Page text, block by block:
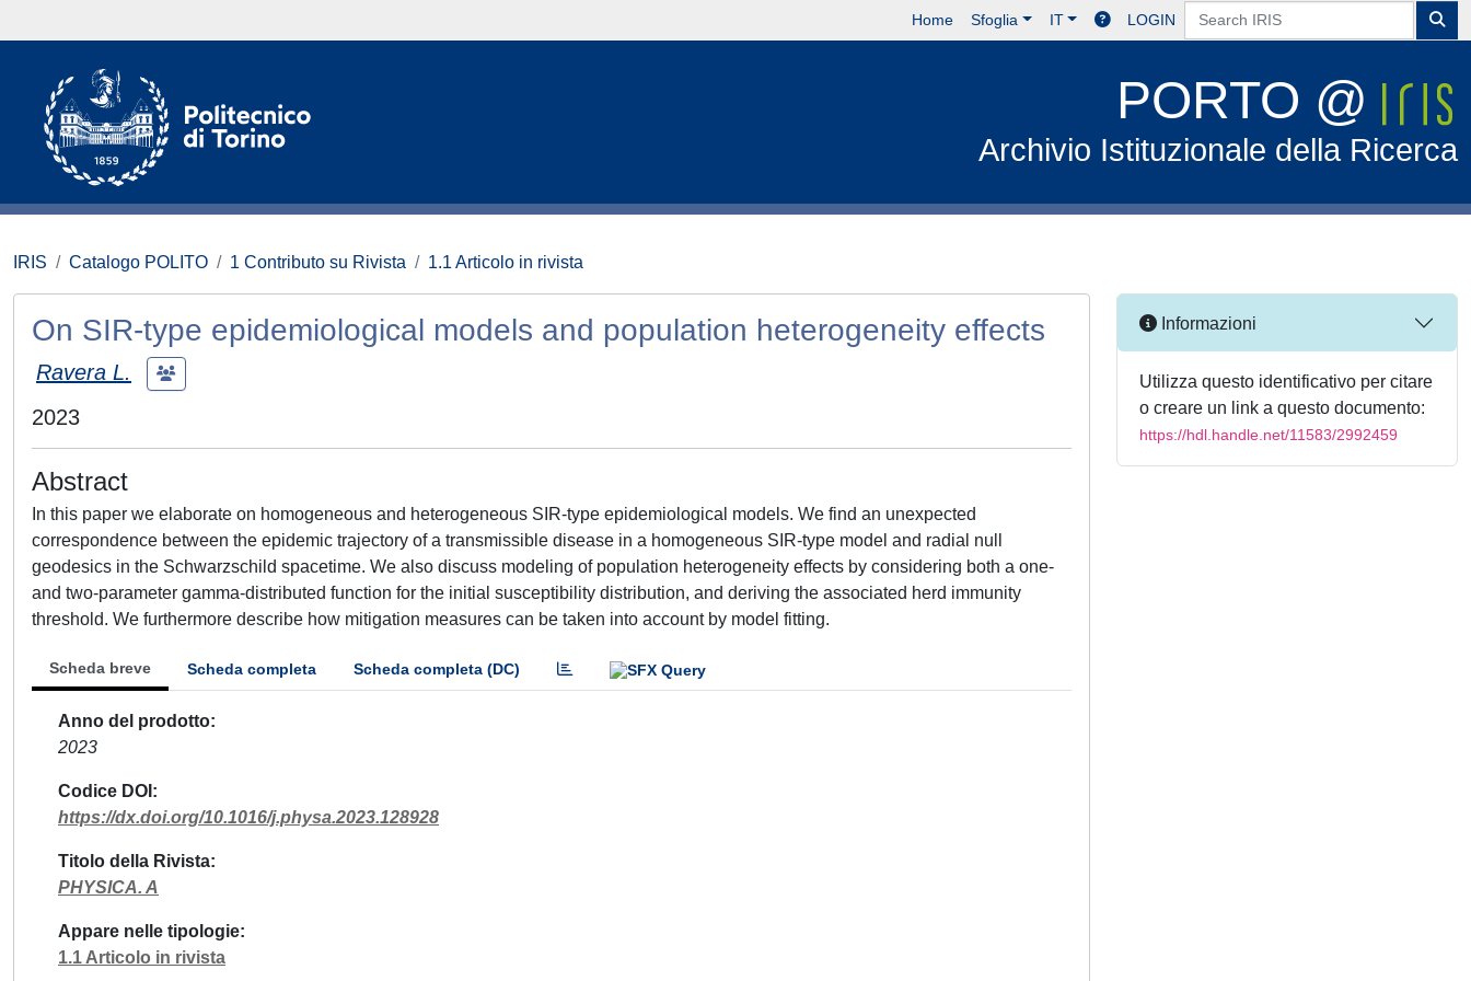
Home Sfoglia IT LOGIN
PORTO @
Archivio Istituzionale della Ricerca
IRIS Catalogo POLITO 1 Contributo su Rivista 1.1 Articolo in rivista
On SIR-type epidemiological models and population heterogeneity effects
Ravera L.
2023
Abstract
In this paper we elaborate on homogeneous and heterogeneous SIR-type epidemiological models. We find an unexpected
correspondence between the epidemic trajectory of a transmissible disease in a homogeneous SIR-type model and radial null
geodesics in the Schwarzschild spacetime. We also discuss modeling of population heterogeneity effects by considering both a one-
and two-parameter gamma-distributed function for the initial susceptibility distribution, and deriving the associated herd immunity
threshold. We furthermore describe how mitigation measures can be taken into account by model fitting.
Scheda breve Scheda completa Scheda completa (DC)
Anno del prodotto
2023
Codice DOI
https://dx.doi.org/10.1016/j.physa.2023.128928
Titolo della Rivista
PHYSICA. A
Appare nelle tipologie
1.1 Articolo in rivista
Informazioni
Utilizza questo identificativo per citare
o creare un link a questo documento:
https://hdl.handle.net/11583/2992459